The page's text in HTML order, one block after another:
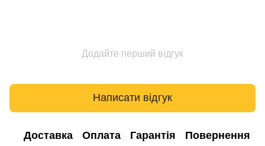
Додайте перший відгук
Написати відгук
Доставка Оплата Гарантія Повернення